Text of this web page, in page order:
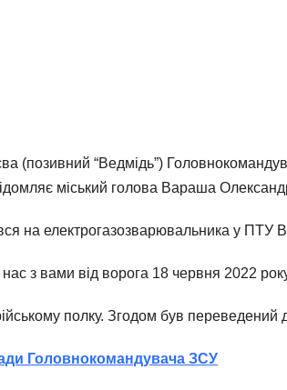
“Ведмідь”)
міський голова Вараша
на електрогазозварювальника у
з вами від ворога 18 червня 2022
полку. Згодом був переведений
Головнокомандувача ЗСУ